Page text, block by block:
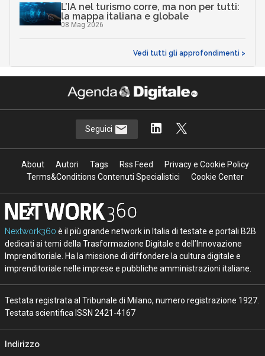
L’IA nel turismo corre, ma non per tutti:
la mappa italiana e globale
08 Mag 2026
Vedi tutti gli approfondimenti >
Seguici
About Autori Tags Rss Feed
Privacy e Cookie Policy
Terms&Conditions Contenuti Specialistici
Cookie Center
Nextwork360 è il più grande network in Italia di testate e portali B2B
dedicati ai temi della Trasformazione Digitale e dell’Innovazione
Imprenditoriale. Ha la missione di diffondere la cultura digitale e
imprenditoriale nelle imprese e pubbliche amministrazioni italiane.
Testata registrata al Tribunale di Milano, numero registrazione 1927.
Testata scientifica ISSN 2421-4167
Indirizzo